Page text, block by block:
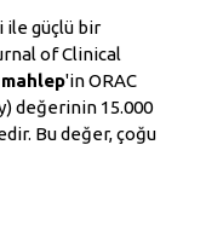
ile güçlü bir
of Clinical
mahlep'in ORAC
değerinin 15.000
Bu değer, çoğu